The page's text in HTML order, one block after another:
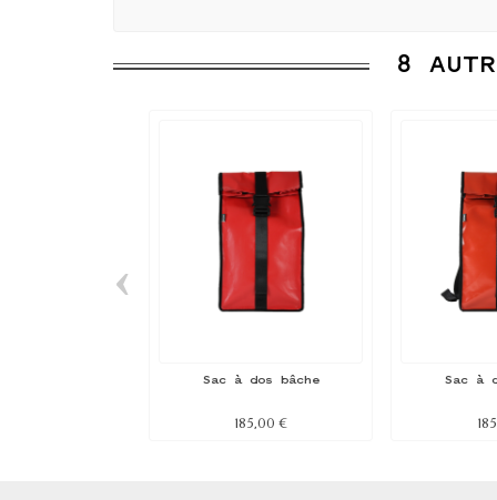
8
Sac à dos bâche
185,00 €
Sac à
‹